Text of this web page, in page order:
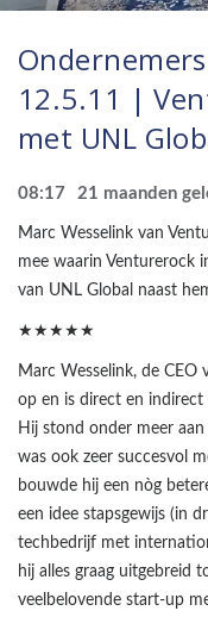
12.5.11 |
met UNL
08:17 21 maanden
Marc Wesselink van
mee waarin Venturerock
van UNL Global naast
★★★★★
Marc Wesselink, de
op en is direct en
Hij stond onder meer
was ook zeer succesvol
bouwde hij een nòg
een idee stapsgewijs (in
techbedrijf met
hij alles graag uitgebreid
veelbelovende start-up